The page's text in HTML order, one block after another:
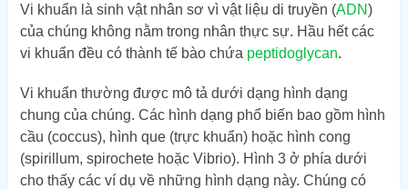
Vi khuẩn là sinh vật nhân sơ vì vật liệu di truyền (ADN)
của chúng không nằm trong nhân thực sự. Hầu hết các
vi khuẩn đều có thành tế bào chứa peptidoglycan.
Vi khuẩn thường được mô tả dưới dạng hình dạng
chung của chúng. Các hình dạng phổ biến bao gồm hình
cầu (coccus), hình que (trực khuẩn) hoặc hình cong
(spirillum, spirochete hoặc Vibrio). Hình 3 ở phía dưới
cho thấy các ví dụ về những hình dạng này. Chúng có